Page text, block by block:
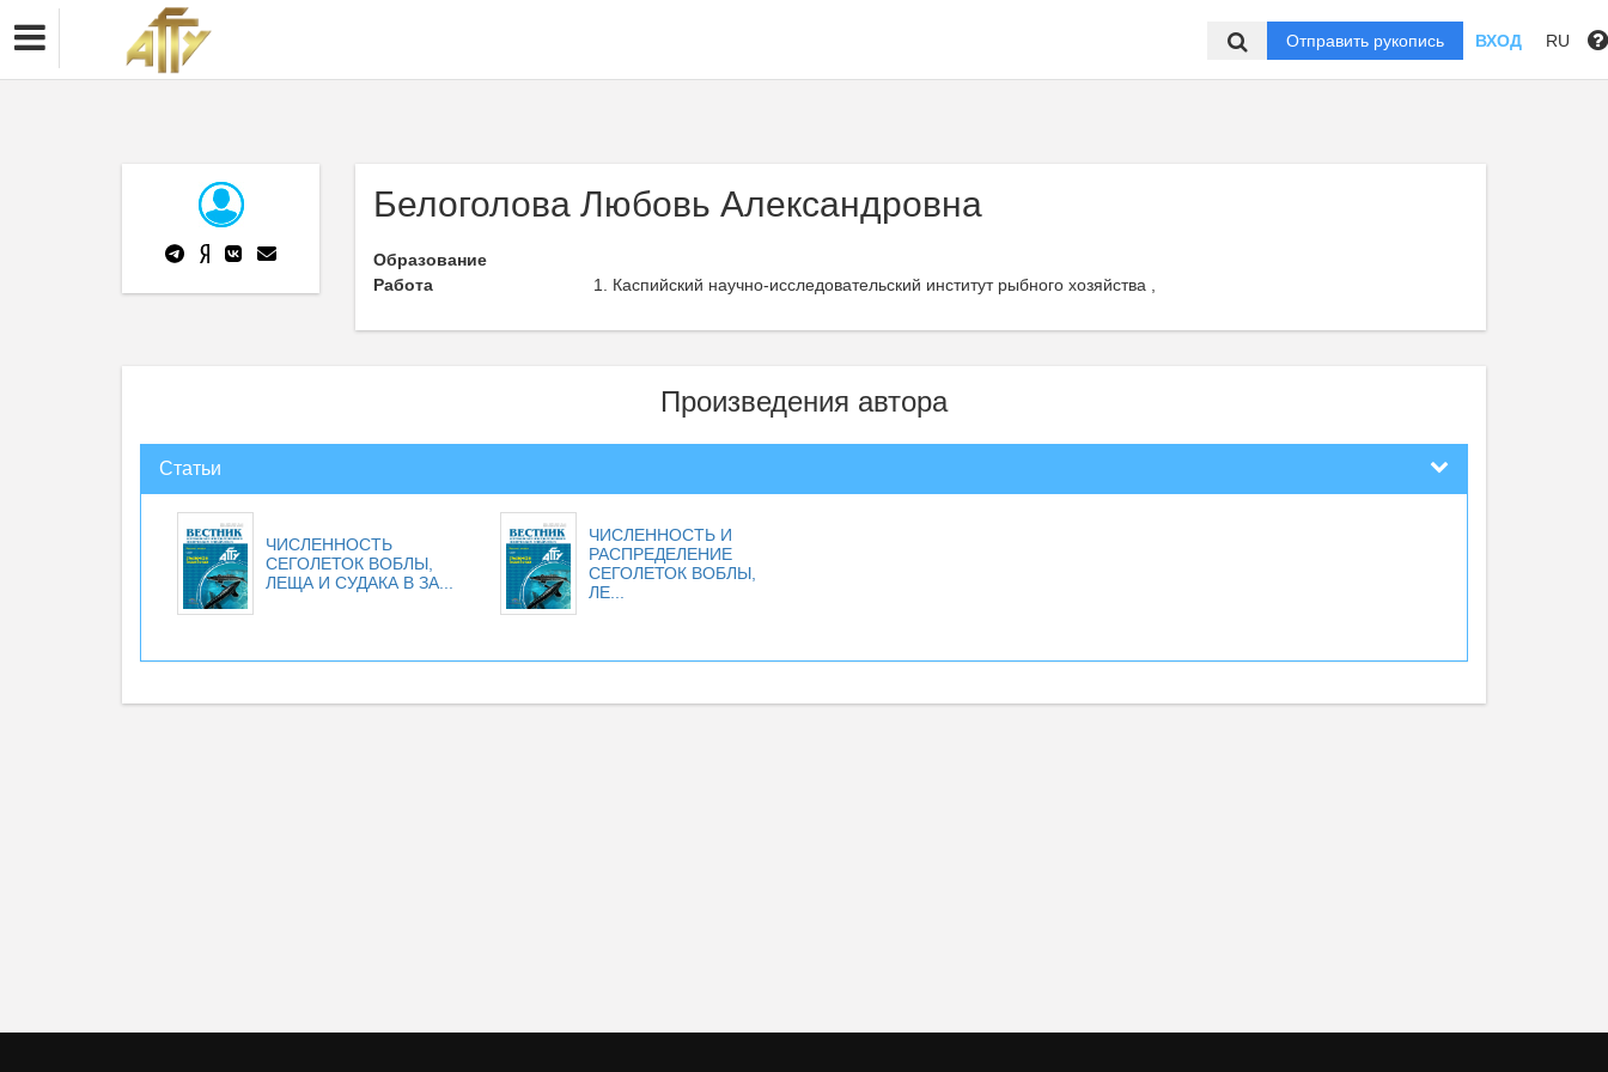
Отправить рукопись ВХОД RU
Белоголова Любовь Александровна
Образование
Работа
Каспийский научно-исследовательский институт рыбного хозяйства ,
Произведения автора
Статьи
ЧИСЛЕННОСТЬ
СЕГОЛЕТОК ВОБЛЫ,
ЛЕЩА И СУДАКА В ЗА...
ЧИСЛЕННОСТЬ И
РАСПРЕДЕЛЕНИЕ
СЕГОЛЕТОК ВОБЛЫ,
ЛЕ...